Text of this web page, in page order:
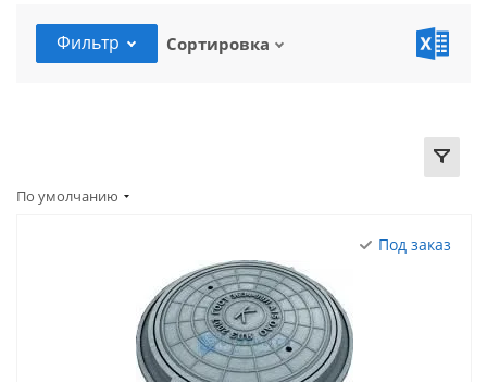
Фильтр Сортировка
По умолчанию
Под заказ